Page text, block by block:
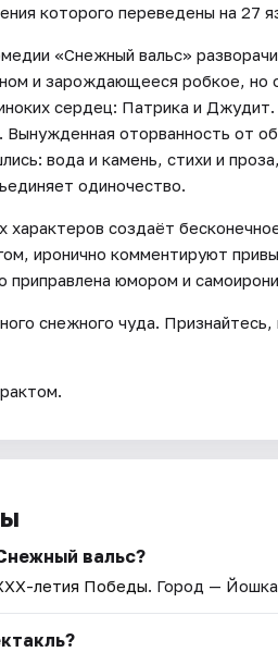
которого переведены на 27
«Снежный вальс»
и зарождающееся робкое, но
сердец: Патрика и
Вынужденная оторванность от
вода и камень, стихи и
одиночество.
характеров создаёт
иронично комментируют
приправлена юмором и
снежного чуда.
вальс?
летия Победы. Город —